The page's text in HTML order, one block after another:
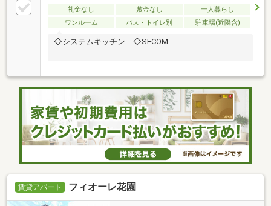
礼金なし 敷金なし
一人暮らし
ワンルーム
バス・トイレ別 駐車場(近隣含)
◇システムキッチン ◇SECOM
賃貸アパート フィオーレ花園